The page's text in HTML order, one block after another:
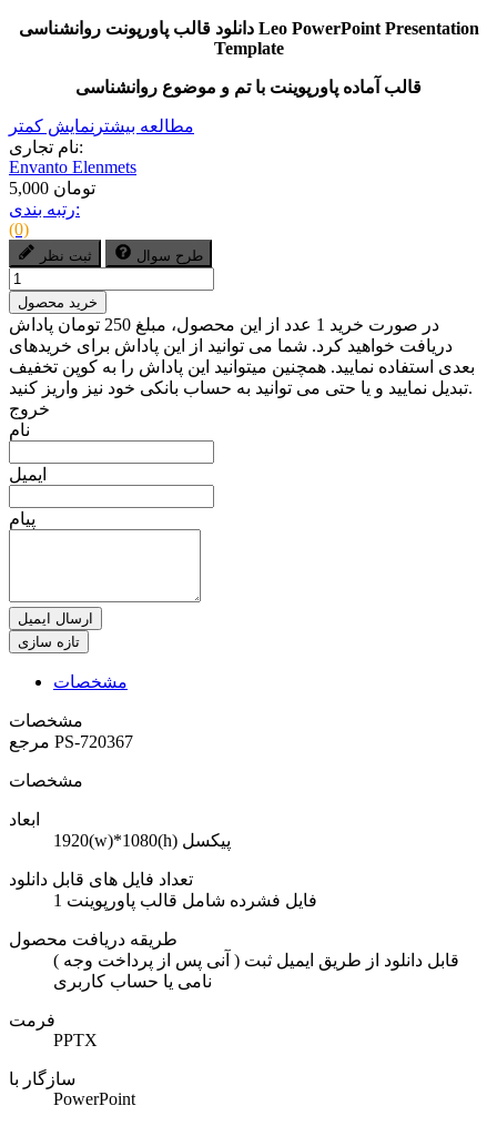
دانلود قالب پاورپونت روانشناسی Leo PowerPoint Presentation
Template
قالب آماده پاورپوینت با تم و موضوع روانشناسی
مطالعه بیشتر نمایش کمتر
نام تجاری:
Envanto Elenmets
5,000 تومان
رتبه بندی:
(0)
ثبت نظر طرح سوال
خرید محصول
در صورت خرید 1 عدد از این محصول، مبلغ 250 تومان پاداش
دریافت خواهید کرد. شما می توانید از این پاداش برای خریدهای
بعدی استفاده نمایید. همچنین میتوانید این پاداش را به کوپن تخفیف
تبدیل نمایید و یا حتی می توانید به حساب بانکی خود نیز واریز کنید.
خروج
نام
ایمیل
پیام
ارسال ایمیل
مشخصات
مشخصات
PS-720367
مشخصات
ابعاد
1920(w)*1080(h) پیکسل
تعداد فایل های قابل دانلود
1 فایل فشرده شامل قالب پاورپوینت
طریقه دریافت محصول
( آنی پس از پرداخت وجه ) قابل دانلود از طریق ایمیل ثبت
نامی یا حساب کاربری
فرمت
PPTX
سازگار با
PowerPoint